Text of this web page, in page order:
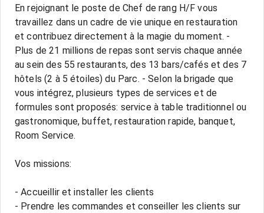
En rejoignant le poste de Chef de rang H/F vous
travaillez dans un cadre de vie unique en restauration
et contribuez directement à la magie du moment. -
Plus de 21 millions de repas sont servis chaque année
au sein des 55 restaurants, des 13 bars/cafés et des 7
hôtels (2 à 5 étoiles) du Parc. - Selon la brigade que
vous intégrez, plusieurs types de services et de
formules sont proposés: service à table traditionnel ou
gastronomique, buffet, restauration rapide, banquet,
Room Service.
Vos missions:
- Accueillir et installer les clients
- Prendre les commandes et conseiller les clients sur